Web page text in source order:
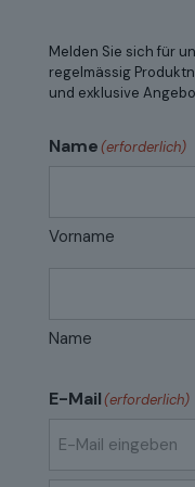
Melden Sie sich für
regelmässig
und exklusive
Name(erforderlich)
Vorname
Name
E-Mail(erforderlich)